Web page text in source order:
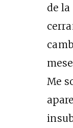
de
Me